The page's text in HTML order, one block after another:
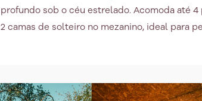
profundo sob o céu estrelado. Acomoda até
2 camas de solteiro no mezanino, ideal para